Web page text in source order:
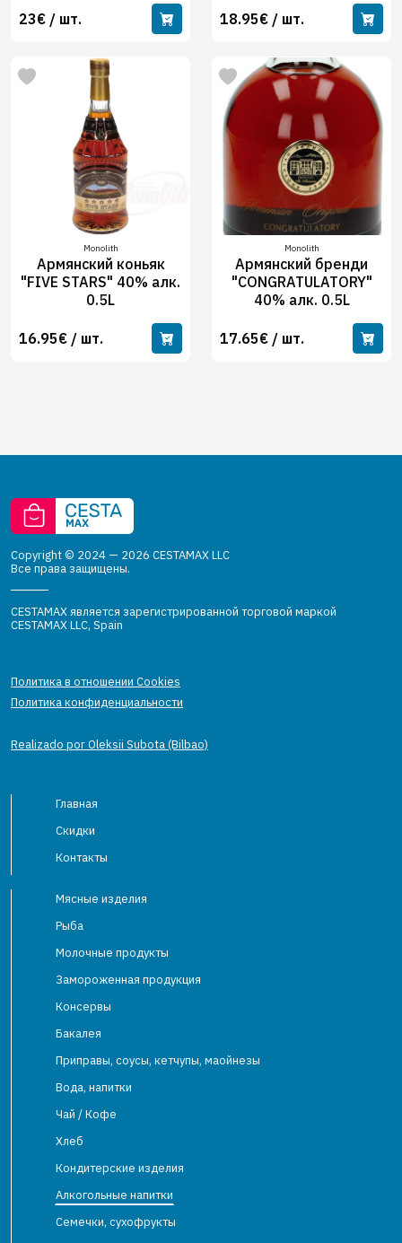
23€ / шт. 18.95€ / шт.
Monolith
Армянский коньяк
"FIVE STARS" 40% алк.
0.5L
16.95€ / шт.
Monolith
Армянский бренди
"CONGRATULATORY"
40% алк. 0.5L
17.65€ / шт.
Copyright © 2024 — 2026 CESTAMAX LLC
Все права защищены.
CESTAMAX является зарегистрированной торговой маркой
CESTAMAX LLC, Spain
Политика в отношении Cookies
Политика конфиденциальности
Realizado por Oleksii Subota (Bilbao)
Главная
Скидки
Контакты
Мясные изделия
Рыба
Молочные продукты
Замороженная продукция
Консервы
Бакалея
Приправы, соусы, кетчупы, маойнезы
Вода, напитки
Чай / Кофе
Хлеб
Кондитерские изделия
Алкогольные напитки
Семечки, сухофрукты